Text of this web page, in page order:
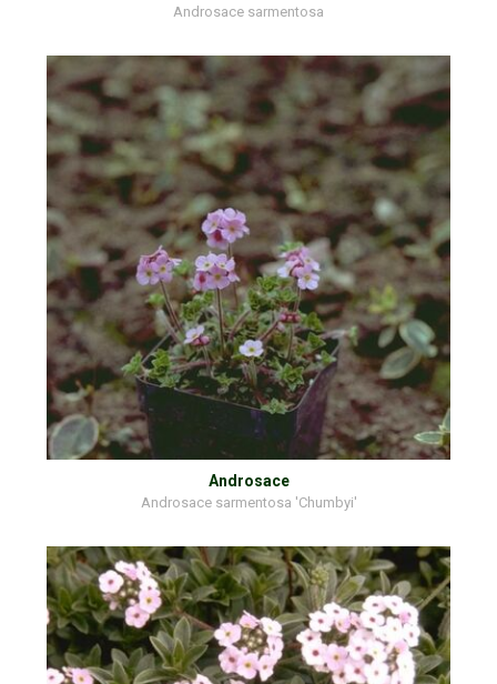
Androsace sarmentosa
Androsace
Androsace sarmentosa 'Chumbyi'